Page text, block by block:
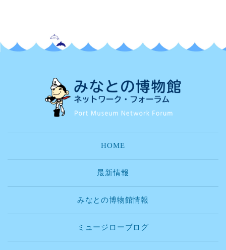
HOME
最新情報
みなとの博物館情報
ミュージローブログ